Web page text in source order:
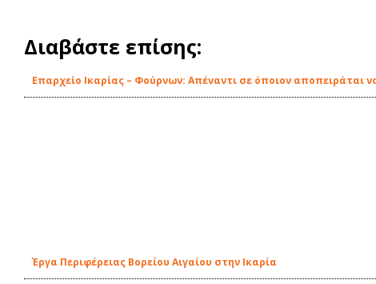
Διαβάστε επίσης:
Eπαρχείο Ικαρίας – Φούρνων: Απέναντι σε όποιον αποπειράται
Έργα Περιφέρειας Βορείου Αιγαίου στην Ικαρία